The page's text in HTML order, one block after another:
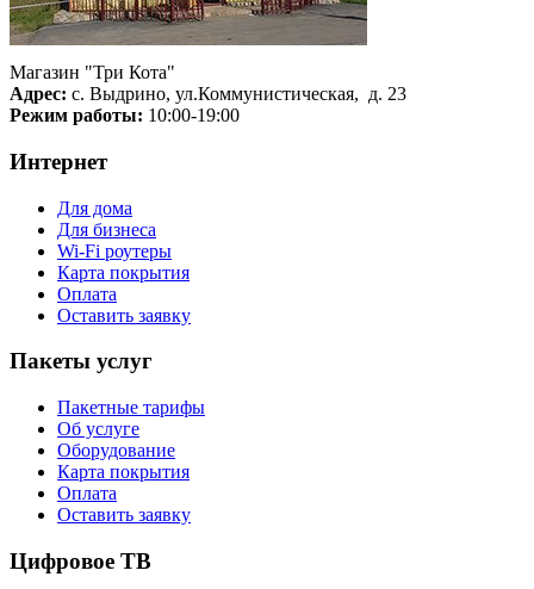
Магазин "Три Кота"
Адрес: с. Выдрино, ул.Коммунистическая, д. 23
Режим работы: 10:00-19:00
Интернет
Для дома
Для бизнеса
Wi-Fi роутеры
Карта покрытия
Оплата
Оставить заявку
Пакеты услуг
Пакетные тарифы
Об услуге
Оборудование
Карта покрытия
Оплата
Оставить заявку
Цифровое ТВ